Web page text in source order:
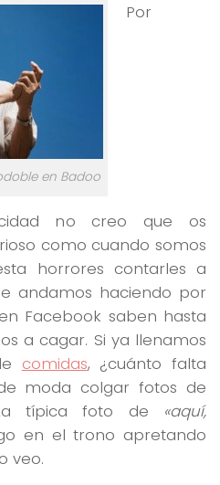
en Badoo
Por
no creo que os
como cuando somos
horrores contarles a
andamos haciendo por
Facebook saben hasta
a cagar. Si ya llenamos
comidas, ¿cuánto falta
moda colgar fotos de
típica foto de «aquí,
en el trono apretando
veo.